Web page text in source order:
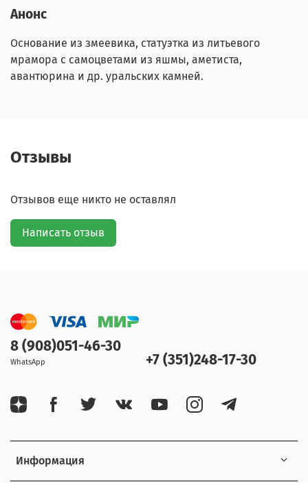
Анонс
Основание из змеевика, статуэтка из литьевого
мрамора с самоцветами из яшмы, аметиста,
авантюрина и др. уральских камней.
Отзывы
Отзывов еще никто не оставлял
Написать отзыв
Информация
8 (908)051-46-30
WhatsApp +7 (351)248-17-30